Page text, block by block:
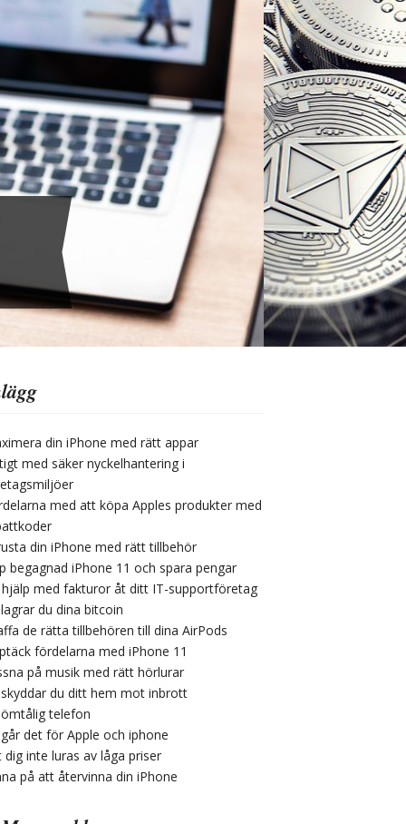
din iPhone med rätt appar
med säker nyckelhantering i
med att köpa Apples produkter med
din iPhone med rätt tillbehör
begagnad iPhone 11 och spara pengar
hjälp med fakturor åt ditt IT-supportföretag
du dina bitcoin
de rätta tillbehören till dina AirPods
fördelarna med iPhone 11
på musik med rätt hörlurar
du ditt hem mot inbrott
ömtålig telefon
det för Apple och iphone
dig inte luras av låga priser
på att återvinna din iPhone